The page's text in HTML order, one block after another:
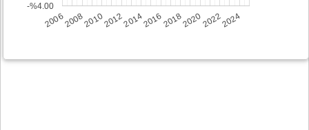
2006200820102012201420162018202020222024
-%4.00